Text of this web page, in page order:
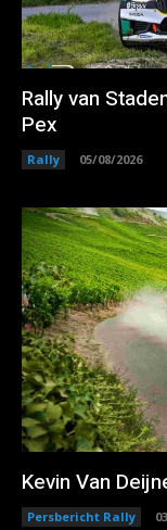
Rally van
Pex
Rally 05/08/2026
Kevin Van
Persbericht Rally